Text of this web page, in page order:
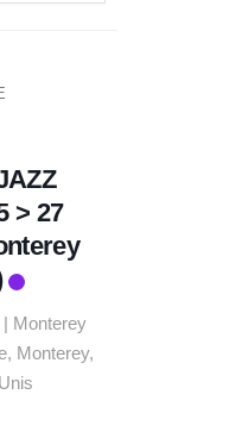
> 27
Monterey
Monterey,